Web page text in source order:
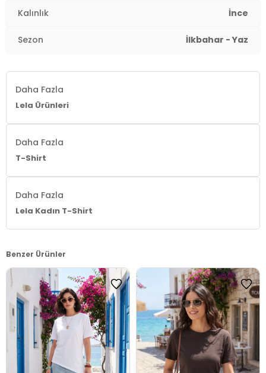
2DY5865818.34
Kalınlık İnce
Sezon İlkbahar - Yaz
Daha Fazla
Lela Ürünleri
Daha Fazla
T-Shirt
Daha Fazla
Lela Kadın T-Shirt
Benzer Ürünler